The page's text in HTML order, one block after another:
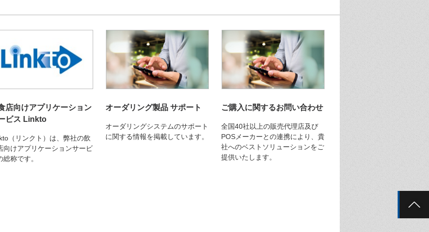
店向けアプリケーション
ビス Linkto
（リンクト）は、弊社の飲
向けアプリケーションサービ
総称です。
オーダリング製品 サポート
オーダリングシステムのサポート
に関する情報を掲載しています。
ご購入に関するお問い合わせ
全国40社以上の販売代理店及び
POSメーカーとの連携により、貴
社へのベストソリューションをご
提供いたします。